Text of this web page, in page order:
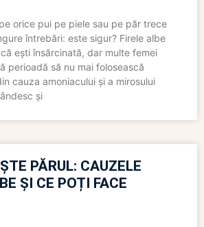
orice pui pe piele sau pe păr trece
întrebări: este sigur? Firele albe
ești însărcinată, dar multe femei
perioadă să nu mai folosească
cauza amoniacului și a mirosului
și
PĂRUL: CAUZELE
ȘI CE POȚI FACE